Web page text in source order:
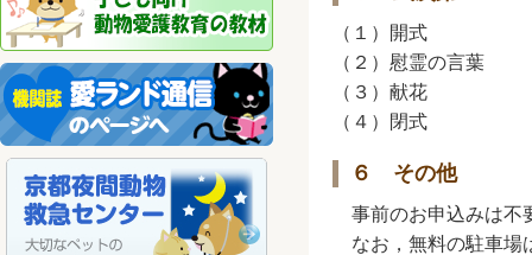
（１）開式
（２）慰霊の言葉
（３）献花
（４）閉式
６ その他
事前のお申込みは不
なお，無料の駐車場